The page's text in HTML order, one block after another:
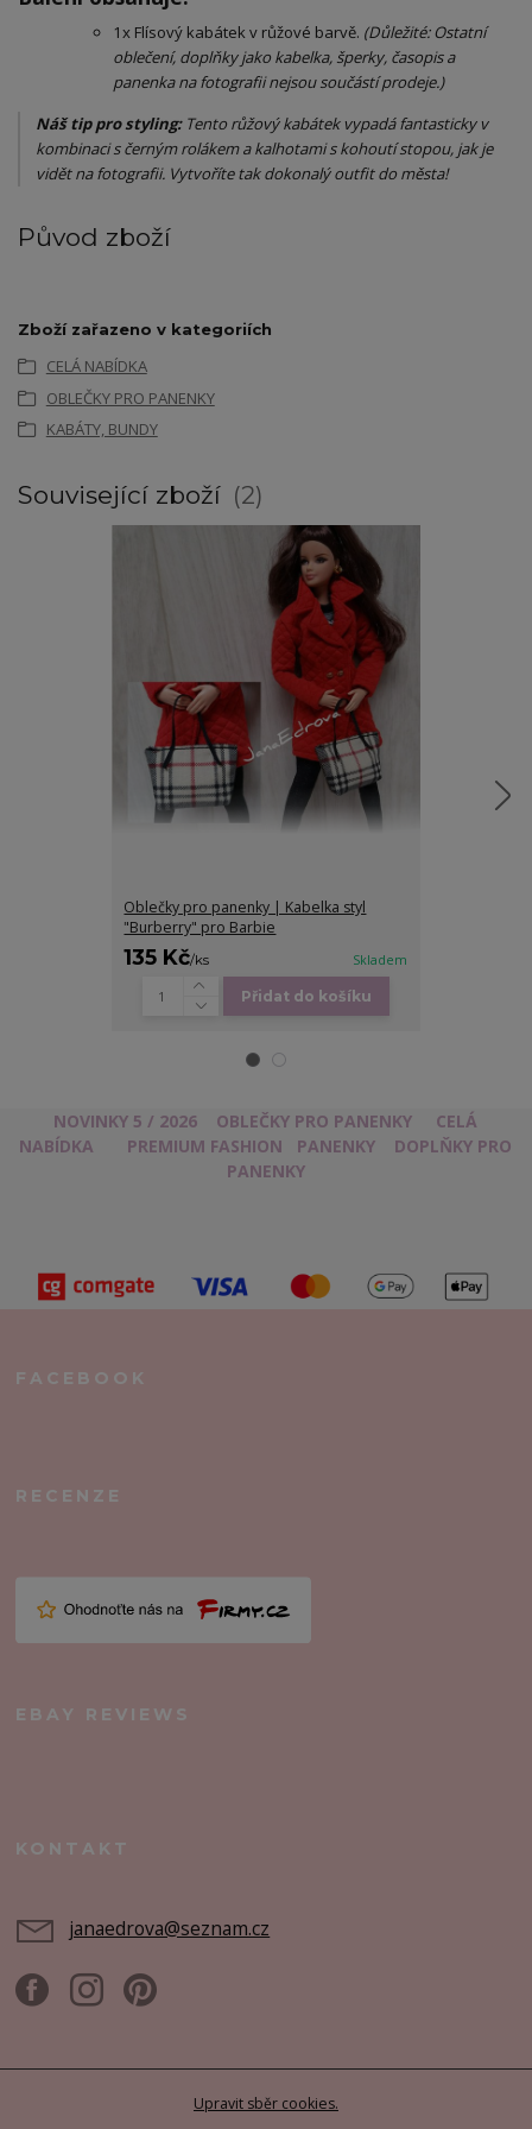
​1x Flísový kabátek v růžové barvě. (Důležité: Ostatní
oblečení, doplňky jako kabelka, šperky, časopis a
panenka na fotografii nejsou součástí prodeje.)
Náš tip pro styling:Tento růžový kabátek vypadá fantasticky v
kombinaci s černým rolákem a kalhotami s kohoutí stopou, jak je
vidět na fotografii. Vytvoříte tak dokonalý outfit do města!
Původ zboží
Zboží zařazeno v kategoriích
CELÁ NABÍDKA
OBLEČKY PRO PANENKY
KABÁTY, BUNDY
Související zboží 2
Oblečky pro panenky | Kabelka styl
"Burberry" pro Barbie
135 Kč/ks Skladem
Přidat do košíku
NOVINKY 5 / 2026 OBLEČKY PRO PANENKY
CELÁ
NABÍDKA
PREMIUM FASHION PANENKY
DOPLŇKY PRO
PANENKY
FACEBOOK
RECENZE
EBAY REVIEWS
KONTAKT
janaedrova@seznam.cz
Upravit sběr cookies.